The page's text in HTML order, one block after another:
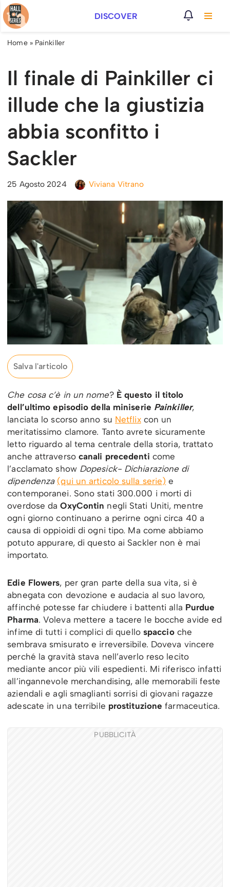
Vai
al
DISCOVER
Home» Painkiller
Il finale di Painkiller ci
illude che la giustizia
abbia sconfitto i
Sackler
25 Agosto 2024 Viviana Vitrano
Salva l'articolo
Che cosa c’è in un nome? È questo il titolo
dell’ultimo episodio della miniserie Painkiller,
lanciata lo scorso anno su Netflixcon un
meritatissimo clamore. Tanto avrete sicuramente
letto riguardo al tema centrale della storia, trattato
anche attraverso canali precedenti come
l’acclamato show Dopesick- Dichiarazione di
dipendenza (qui un articolo sulla serie) e
contemporanei. Sono stati 300.000 i morti di
overdose daOxyContin negli Stati Uniti, mentre
ogni giorno continuano a perirne ogni circa 40 a
causa di oppioidi di ogni tipo. Ma come abbiamo
potuto appurare, di questo ai Sackler non è mai
importato.
Edie Flowers, per gran parte della sua vita, si è
abnegata con devozione e audacia al suo lavoro,
affinché potesse far chiudere i battenti alla Purdue
Pharma. Voleva mettere a tacere le bocche avide ed
infime di tutti i complici di quello spaccio che
sembrava smisurato e irreversibile. Doveva vincere
perché la gravità stava nell’averlo reso lecito
mediante ancor più vili espedienti. Mi riferisco infatti
all’ingannevole merchandising, alle memorabili feste
aziendali e agli smaglianti sorrisi di giovani ragazze
adescate in una terribile prostituzionefarmaceutica.
PUBBLICITÀ